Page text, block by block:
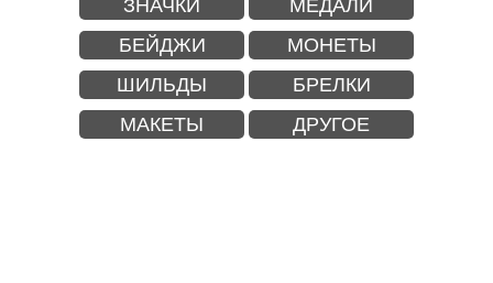
ЗНАЧКИ МЕДАЛИ
ШИЛЬДЫ БРЕЛКИ
БЕЙДЖИ МОНЕТЫ
МАКЕТЫ ДРУГОЕ